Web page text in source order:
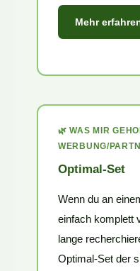
Mehr
🌿 WAS MIR
WERBUNG/
Optimal-Set
Wenn du an
einfach komplett
lange
Optimal-Set der